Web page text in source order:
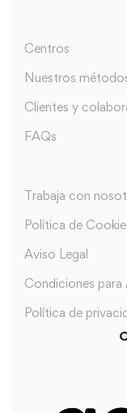
Centros
Nuestros
Clientes y
FAQs
Trabaja con
Política de
Aviso Legal
Condiciones para
Política de